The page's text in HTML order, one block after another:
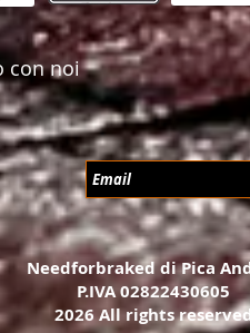
con noi
Needforbraked di Pica
P.IVA 02822430605
2026 All rights